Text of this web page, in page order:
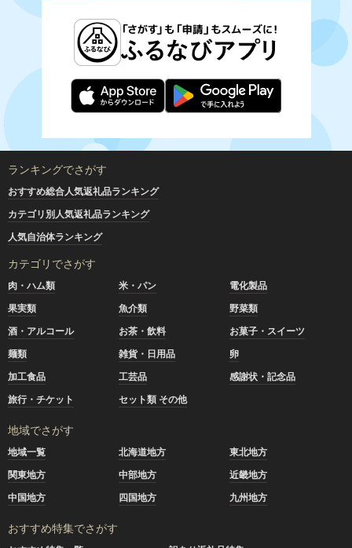
ランキングでさがす
おすすめ総合人気返礼品ランキング
カテゴリ別人気返礼品ランキング
人気自治体ランキング
カテゴリでさがす
肉・ハム類 米・パン
電化製品
果実類
魚介類
野菜類
酒・アルコール
お茶・飲料
お菓子・スイーツ
麺類
雑貨・日用品
卵
加工食品
工芸品
感謝状・記念品
旅行・チケット
セット類 その他
地域でさがす
地域一覧 北海道地方
東北地方
関東地方
中部地方
近畿地方
中国地方
四国地方 九州地方
おすすめ特集でさがす